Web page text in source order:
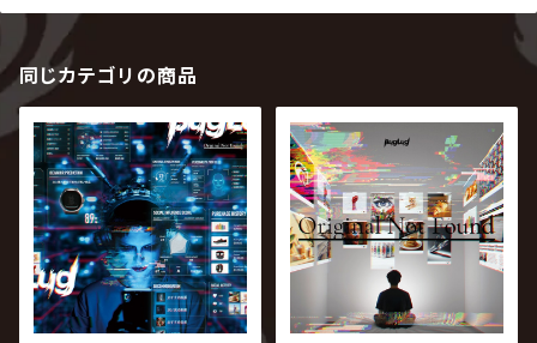
同じカテゴリの商品